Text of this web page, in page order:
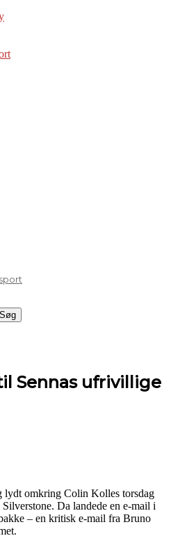
Sennas ufrivillige
lydt omkring Colin Kolles torsdag
Da landede en e-mail i
– en kritisk e-mail fra Bruno